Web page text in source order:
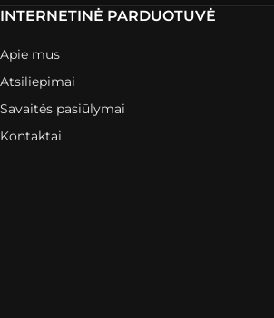
INTERNETINĖ PARDUOTUVĖ
Apie mus
Atsiliepimai
Savaitės pasiūlymai
Kontaktai